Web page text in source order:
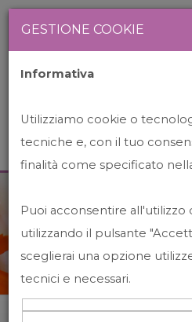
News&Events
Home News&events
GESTIONE COOKIE
Informativa
Utilizziamo cookie o
tecniche e, con il tuo
finalità come specificato
Puoi acconsentire all'utilizzo
utilizzando il pulsante
sceglierai una opzione
tecnici e necessari.